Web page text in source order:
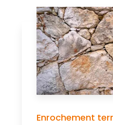
Enrochement